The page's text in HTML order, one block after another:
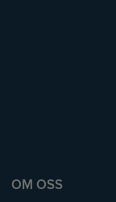
OM OSS